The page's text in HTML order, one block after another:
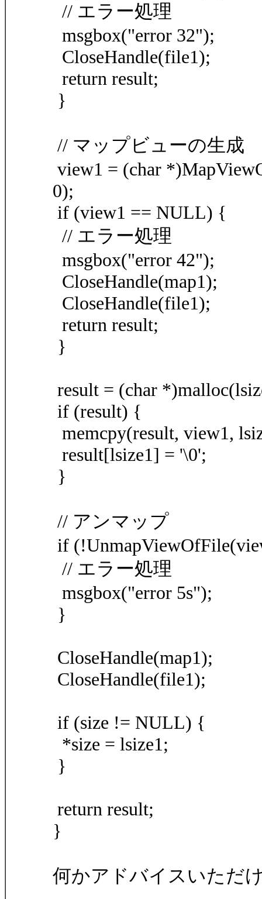
// エラー処理
msgbox("error 32");
CloseHandle(file1);
return result;
}
// マップビューの生成
view1 = (char
0);
if (view1 == NULL) {
// エラー処理
msgbox("error 42");
CloseHandle(map1);
CloseHandle(file1);
return result;
}
result = (char
if (result) {
memcpy(result, view1,
result[lsize1] = '\0';
}
// アンマップ
if
// エラー処理
msgbox("error 5s");
}
CloseHandle(map1);
CloseHandle(file1);
if (size != NULL) {
*size = lsize1;
}
return result;
}
何かアドバイスいただ